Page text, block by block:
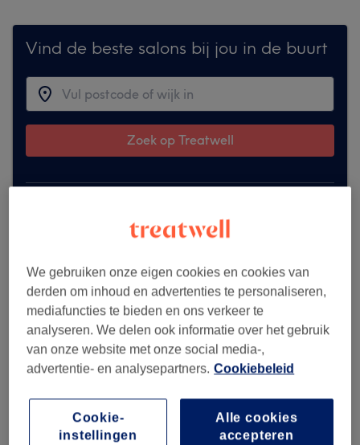
Vind de beste salons bij jou in de buurt
Zoek op Treatwell
We gebruiken onze eigen cookies en cookies van
derden om inhoud en advertenties te personaliseren,
mediafuncties te bieden en ons verkeer te
analyseren. We delen ook informatie over het gebruik
van onze website met onze social media-,
advertentie- en analysepartners. Cookiebeleid
Alle cookies
accepteren
Cookie-
instellingen